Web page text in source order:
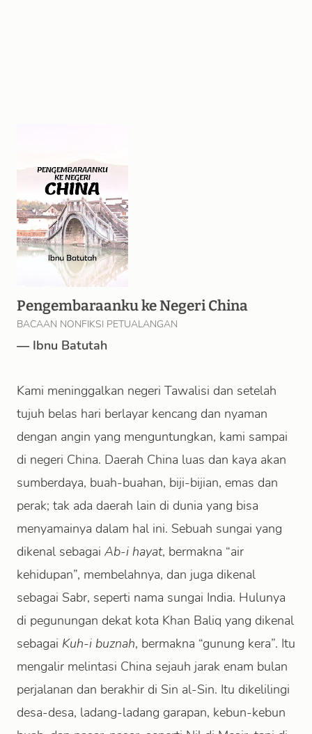
Pengembaraanku ke Negeri China
BACAAN NONFIKSI PETUALANGAN
— Ibnu Batutah
Kami meninggalkan negeri Tawalisi dan setelah
tujuh belas hari berlayar kencang dan nyaman
dengan angin yang menguntungkan, kami sampai
di negeri China. Daerah China luas dan kaya akan
sumberdaya, buah-buahan, biji-bijian, emas dan
perak; tak ada daerah lain di dunia yang bisa
menyamainya dalam hal ini. Sebuah sungai yang
dikenal sebagai Ab-i hayat, bermakna “air
kehidupan”, membelahnya, dan juga dikenal
sebagai Sabr, seperti nama sungai India. Hulunya
di pegunungan dekat kota Khan Baliq yang dikenal
sebagai Kuh-i buznah, bermakna “gunung kera”. Itu
mengalir melintasi China sejauh jarak enam bulan
perjalanan dan berakhir di Sin al-Sin. Itu dikelilingi
desa-desa, ladang-ladang garapan, kebun-kebun